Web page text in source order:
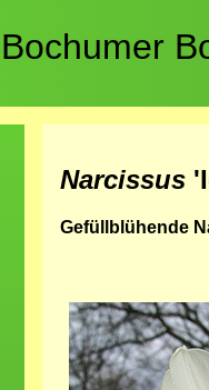
Bochumer
Narcissus
Gefüllblühende
Bild